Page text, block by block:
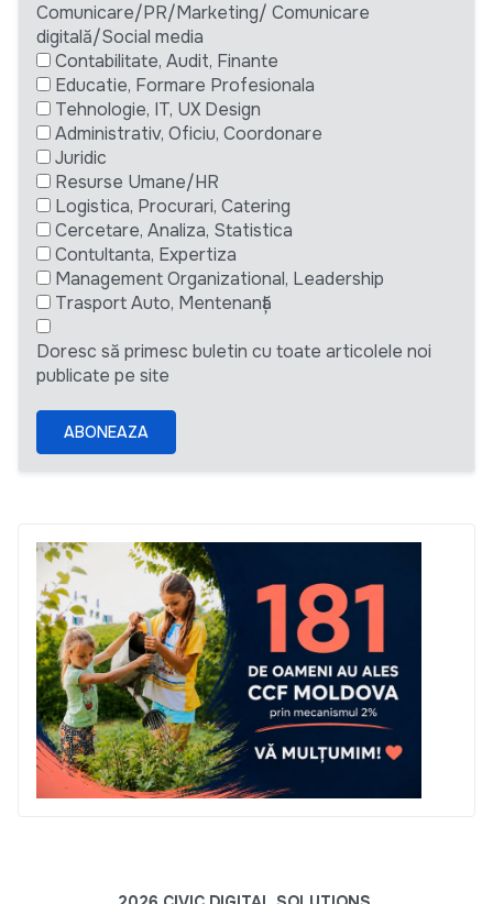
Comunicare/PR/Marketing/ Comunicare
digitală/Social media
Contabilitate, Audit, Finante
Educatie, Formare Profesionala
Tehnologie, IT, UX Design
Administrativ, Oficiu, Coordonare
Juridic
Resurse Umane/HR
Logistica, Procurari, Catering
Cercetare, Analiza, Statistica
Contultanta, Expertiza
Management Organizational, Leadership
Trasport Auto, Mentenanță
Doresc să primesc buletin cu toate articolele noi
publicate pe site
ABONEAZA